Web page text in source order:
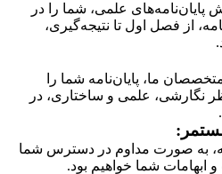
پایان‌نامه‌های علمی، شما را در
از فصل اول تا نتیجه‌گیری،
ما، پایان‌نامه شما را
نگارشی، علمی و ساختاری، در
به صورت مداوم در دسترس شما
ابهامات شما خواهیم بود.